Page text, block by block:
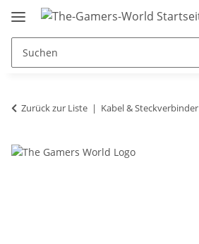
Zurück zur Liste Kabel & Steckverbinder